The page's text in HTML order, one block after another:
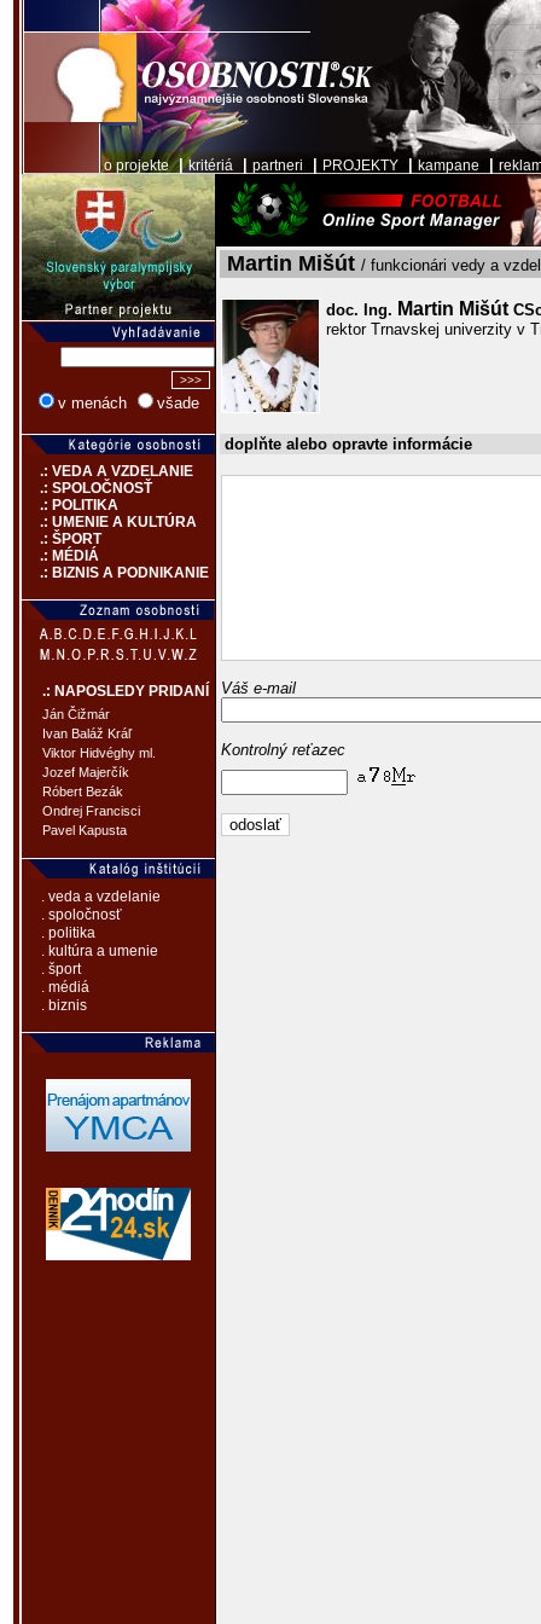
o projekte|kritériá partneri PROJEKTY kampane
v menách všade
.: VEDA A VZDELANIE
.: SPOLOČNOSŤ
.: POLITIKA
.: UMENIE A KULTÚRA
.: ŠPORT
.: MÉDIÁ
.: BIZNIS A PODNIKANIE
.: NAPOSLEDY PRIDANÍ
Ján Čižmár
Ivan Baláž Kráľ
Viktor Hidvéghy ml.
Jozef Majerčík
Róbert Bezák
Ondrej Francisci
Pavel Kapusta
. veda a vzdelanie
. spoločnosť
. politika
. kultúra a umenie
. šport
. médiá
. biznis
Martin Mišút / funkcionári vedy a
doc. Ing. Martin Mišút
rektor Trnavskej univerzity v
doplňte alebo opravte informácie
Váš e-mail
Kontrolný reťazec